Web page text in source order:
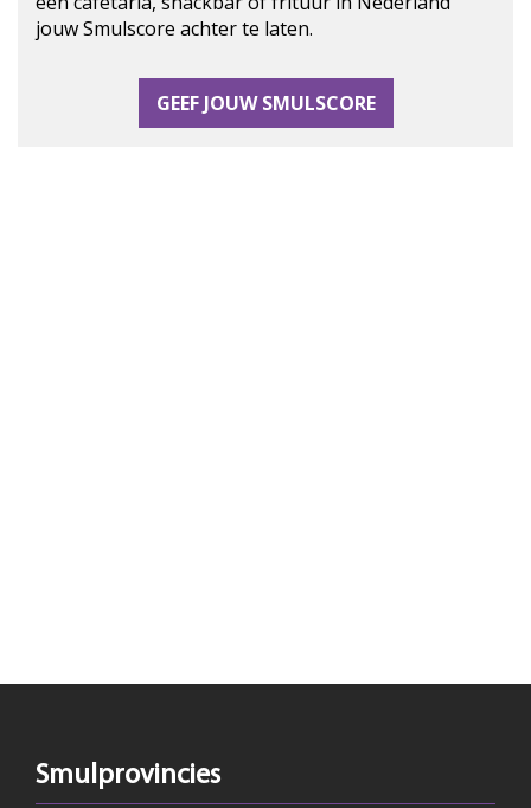
jouw Smulscore achter te laten.
GEEF JOUW SMULSCORE
Smulprovincies